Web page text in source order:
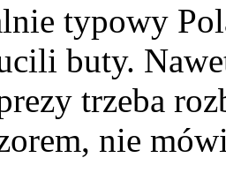
typowy
buty.
trzeba
nie